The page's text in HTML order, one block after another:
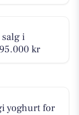
i
kr
yoghurt for